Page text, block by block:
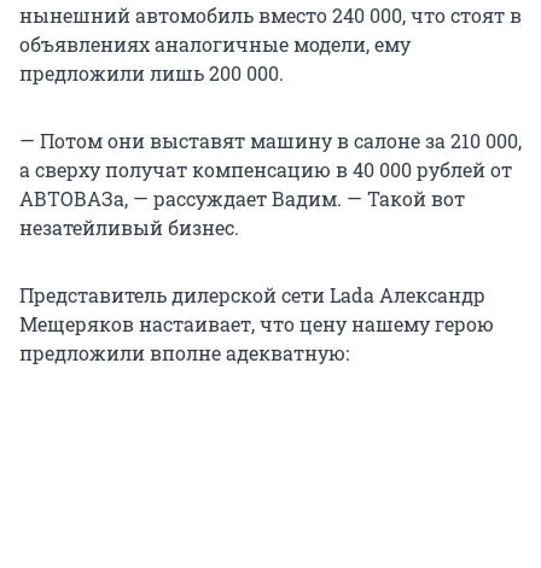
нынешний автомобиль вместо 240 000, что стоят в
объявлениях аналогичные модели, ему
предложили лишь 200 000.
— Потом они выставят машину в салоне за 210 000,
а сверху получат компенсацию в 40 000 рублей от
АВТОВАЗа, — рассуждает Вадим. — Такой вот
незатейливый бизнес.
Представитель дилерской сети Lada Александр
Мещеряков настаивает, что цену нашему герою
предложили вполне адекватную: